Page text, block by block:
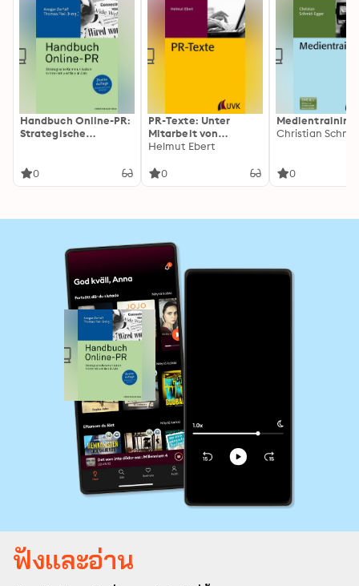
Handbuch Online-PR:
Strategische
Web
0
PR-Texte: Unter
Mitarbeit von
Antonia Ebert
Helmut Ebert
0
Medientraining
0
ฟังและอ่าน